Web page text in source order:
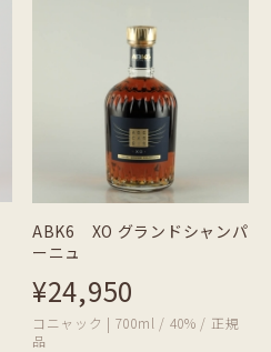
ABK6 XO グランドシャンパ
ーニュ
¥24,950
コニャック | 700ml / 40% / 正規
品